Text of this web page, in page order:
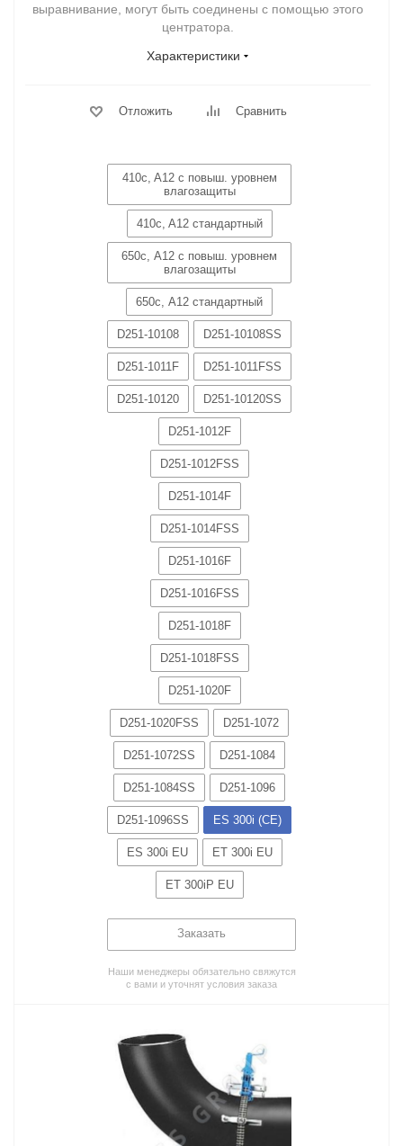
выравнивание, могут быть соединены с помощью этого
центратора.
Характеристики
Отложить Сравнить
410c, A12 c повыш. уровнем
влагозащиты
410c, A12 стандартный
650с, А12 c повыш. уровнем
влагозащиты
650с, А12 стандартный
D251-10108 D251-10108SS
D251-1011F D251-1011FSS
D251-10120 D251-10120SS
D251-1012F
D251-1012FSS
D251-1014F
D251-1014FSS
D251-1016F
D251-1016FSS
D251-1018F
D251-1018FSS
D251-1020F
D251-1020FSS D251-1072
D251-1072SS D251-1084
D251-1084SS D251-1096
D251-1096SS ES 300i (CE)
ES 300i EU ET 300i EU
ET 300iP EU
Заказать
Наши менеджеры обязательно свяжутся
с вами и уточнят условия заказа